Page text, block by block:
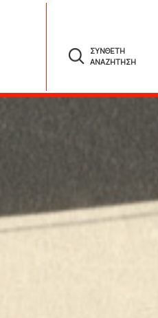
ΣΥΝΘΕΤΗ
ΑΝΑΖΗΤΗΣΗ